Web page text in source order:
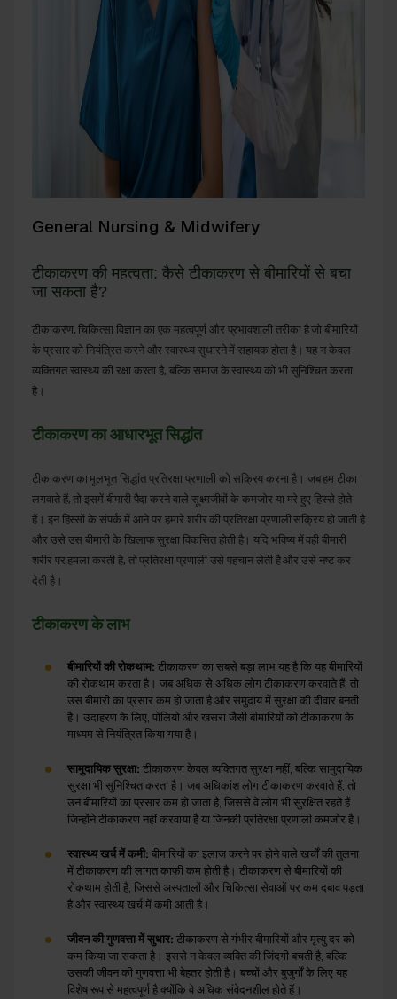
General Nursing & Midwifery
टीकाकरण की महत्वता: कैसे टीकाकरण से बीमारियों से बचा
जा सकता है?
टीकाकरण, चिकित्सा विज्ञान का एक महत्वपूर्ण और प्रभावशाली तरीका है जो बीमारियों
के प्रसार को नियंत्रित करने और स्वास्थ्य सुधारने में सहायक होता है। यह न केवल
व्यक्तिगत स्वास्थ्य की रक्षा करता है, बल्कि समाज के स्वास्थ्य को भी सुनिश्चित करता
है।
टीकाकरणकाआधारभूतसिद्धांत
टीकाकरणका मूलभूत सिद्धांत प्रतिरक्षा प्रणाली को सक्रिय करना है। जब हम टीका
लगवाते हैं, तो इसमें बीमारी पैदा करने वाले सूक्ष्मजीवों के कमजोर या मरे हुए हिस्से होते
हैं। इन हिस्सों के संपर्क में आने पर हमारे शरीर की प्रतिरक्षा प्रणाली सक्रिय हो जाती है
और उसे उस बीमारी के खिलाफ सुरक्षा विकसित होती है। यदि भविष्य में वही बीमारी
शरीर पर हमला करती है, तो प्रतिरक्षा प्रणाली उसे पहचान लेती है और उसे नष्ट कर
देती है।
टीकाकरणकेलाभ
बीमारियोंकीरोकथाम: टीकाकरण का सबसे बड़ा लाभ यह है कि यह बीमारियों
की रोकथाम करता है। जब अधिक से अधिक लोग टीकाकरण करवाते हैं, तो
उस बीमारी का प्रसार कम हो जाता है और समुदाय में सुरक्षा की दीवार बनती
है। उदाहरण के लिए, पोलियो और खसरा जैसी बीमारियों को टीकाकरण के
माध्यम से नियंत्रित किया गया है।
सामुदायिकसुरक्षा: टीकाकरण केवल व्यक्तिगत सुरक्षा नहीं, बल्कि सामुदायिक
सुरक्षा भी सुनिश्चित करता है। जब अधिकांश लोग टीकाकरण करवाते हैं, तो
उन बीमारियों का प्रसार कम हो जाता है, जिससे वे लोग भी सुरक्षित रहते हैं
जिन्होंने टीकाकरण नहीं करवाया है या जिनकी प्रतिरक्षा प्रणाली कमजोर है।
स्वास्थ्यखर्चमेंकमी: बीमारियों का इलाज करने पर होने वाले खर्चों की तुलना
में टीकाकरण की लागत काफी कम होती है। टीकाकरण से बीमारियों की
रोकथाम होती है, जिससे अस्पतालों और चिकित्सा सेवाओं पर कम दबाव पड़ता
है और स्वास्थ्य खर्च में कमी आती है।
जीवनकीगुणवत्तामेंसुधार: टीकाकरण से गंभीर बीमारियों और मृत्यु दर को
कम किया जा सकता है। इससे न केवल व्यक्ति की जिंदगी बचती है, बल्कि
उसकी जीवन की गुणवत्ता भी बेहतर होती है। बच्चों और बुजुर्गों के लिए यह
विशेष रूप से महत्वपूर्ण है क्योंकि वे अधिक संवेदनशील होते हैं।